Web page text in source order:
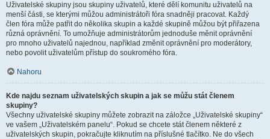
Uživatelské skupiny jsou skupiny uživatelů, které dělí komunitu uživatelů na
menší části, se kterými můžou administrátoři fóra snadněji pracovat. Každý
člen fóra může patřit do několika skupin a každé skupině můžou být přiřazena
různá oprávnění. To umožňuje administrátorům jednoduše měnit oprávnění
pro mnoho uživatelů najednou, například změnit oprávnění pro moderátory,
nebo povolit uživatelům přístup do soukromého fóra.
Nahoru
Kde najdu seznam uživatelských skupin a jak se můžu stát členem
skupiny?
Všechny uživatelské skupiny můžete zobrazit na záložce „Uživatelské skupiny“
ve vašem „Uživatelském panelu“. Pokud se chcete stát členem některé z
uživatelských skupin, pokračujte kliknutím na příslušné tlačítko. Ne do všech